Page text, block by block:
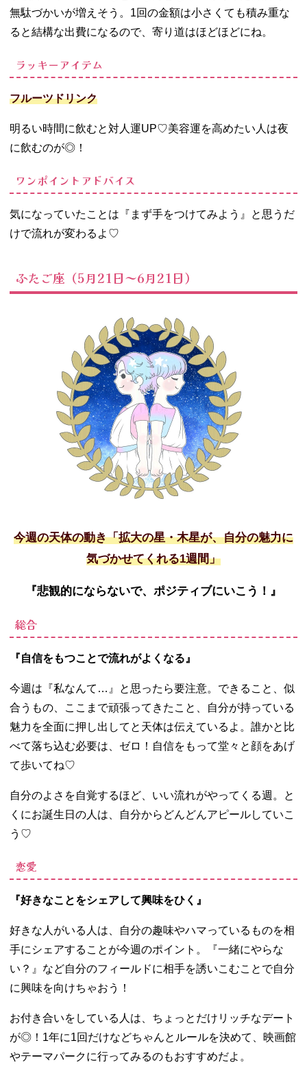
無駄づかいが増えそう。 1回の金額は小さくても積み重な
ると結構な出費になるので、寄り道はほどほどにね。
ラッキーアイテム
フルーツドリンク
明るい時間に飲むと対人運UP♡美容運を高めたい人は夜
に飲むのが◎！
ワンポイントアドバイス
気になっていたことは『まず手をつけてみよう』と思うだ
けで流れが変わるよ ♡
ふたご座（5月21日～6月21日）
今週の天体の動き「拡大の星・木星が、自分の魅力に
気づかせてくれる1週間」
『悲観的にならないで、ポジティブにいこう！』
総合
『自信をもつことで流れがよくなる』
今週は『私なんて…』と思ったら要注意。できること、似
合うもの、ここまで頑張ってきたこと、自分が持っている
魅力を全面に押し出してと天体は伝えているよ。誰かと比
べて落ち込む必要は、ゼロ！自信をもって堂々と顔をあげ
て歩いてね♡
自分のよさを自覚するほど、いい流れがやってくる週。と
くにお誕生日の人は、自分からどんどんアピールしていこ
う♡
恋愛
『好きなことをシェアして興味をひく』
好きな人がいる人は、自分の趣味やハマっているものを相
手にシェアすることが今週のポイント。『一緒にやらな
い？』など自分のフィールドに相手を誘いこむことで自分
に興味を向けちゃおう！
お付き合いをしている人は、ちょっとだけリッチなデート
が◎！1年に1回だけなどちゃんとルールを決めて、映画館
やテーマパークに行ってみるのもおすすめだよ。